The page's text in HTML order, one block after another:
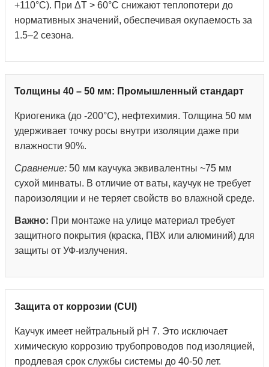
+110°С). При ΔT > 60°C снижают теплопотери до
нормативных значений, обеспечивая окупаемость за
1.5–2 сезона.
Толщины 40 – 50 мм: Промышленный стандарт
Криогеника (до -200°С), нефтехимия. Толщина 50 мм
удерживает точку росы внутри изоляции даже при
влажности 90%.
Сравнение: 50 мм каучука эквивалентны ~75 мм
сухой минваты. В отличие от ваты, каучук не требует
пароизоляции и не теряет свойств во влажной среде.
Важно: При монтаже на улице материал требует
защитного покрытия (краска, ПВХ или алюминий) для
защиты от УФ-излучения.
Защита от коррозии (CUI)
Каучук имеет нейтральный pH 7. Это исключает
химическую коррозию трубопроводов под изоляцией,
продлевая срок службы системы до 40-50 лет.